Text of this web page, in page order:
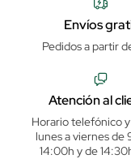
Envíos
Pedidos a partir
Atención al
Horario telefónico
lunes a viernes de
14:00h y de